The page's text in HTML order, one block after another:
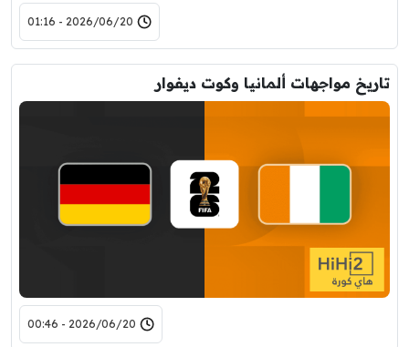
2026/06/20 - 01:16
تاريخ مواجهات ألمانيا وكوت ديفوار
2026/06/20 - 00:46